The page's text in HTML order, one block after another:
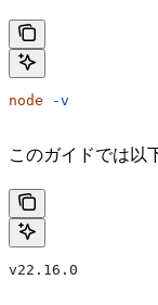
node -v
このガイドでは以
v22.16.0